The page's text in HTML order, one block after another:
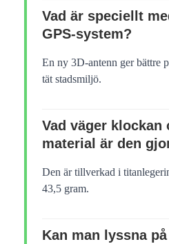
Vad är speciellt
GPS-system?
En ny 3D-antenn ger bättre
tät stadsmiljö.
Vad väger klockan
material är den
Den är tillverkad i
43,5 gram.
Kan man lyssna